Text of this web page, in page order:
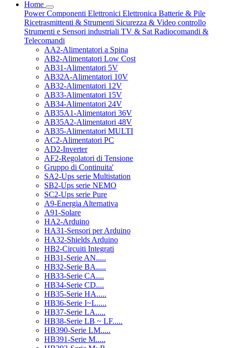
Home
PowerComponenti Elettronici Elettronica Batterie & Pile
Ricetrasmittenti & Strumenti Sicurezza & Video controllo
Strumenti e Sensori industriali TV & Sat Radiocomandi &
Telecomandi
AA2-Alimentatori a Spina
AB2-Alimentatori Low Cost
AB31-Alimentatori 5V
AB32A-Alimentatori 10V
AB32-Alimentatori 12V
AB33-Alimentatori 15V
AB34-Alimentatori 24V
AB35A1-Alimentatori 36V
AB35A2-Alimentatori 48V
AB35-Alimentatori MULTI
AC2-Alimentatori PC
AD2-Inverter
AF2-Regolatori di Tensione
Gruppo di Continuita'
SA2-Ups serie Multistation
SB2-Ups serie NEMO
SC2-Ups serie Pure
A9-Energia Alternativa
A91-Solare
HA2-Arduino
HA31-Sensori per Arduino
HA32-Shields Arduino
HB2-Circuiti Integrati
HB31-Serie AN.....
HB32-Serie BA.....
HB33-Serie CA....
HB34-Serie CD....
HB35-Serie HA.....
HB36-Serie I~L.....
HB37-Serie LA.....
HB38-Serie LB ~ LF.....
HB390-Serie LM.....
HB391-Serie M.....